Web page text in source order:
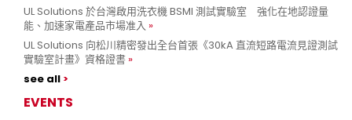
UL Solutions 於台灣啟用洗衣機 BSMI 測試實驗室 強化在地認證量
能、加速家電產品市場准入
UL Solutions 向松川精密發出全台首張《30kA 直流短路電流見證測試
實驗室計畫》資格證書
see all
EVENTS